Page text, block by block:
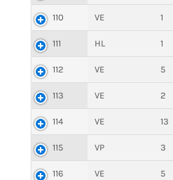
110 VE 1
111 HL 1
112 VE 5
113 VE 2
114 VE 13
115 VP 3
116 VE 5